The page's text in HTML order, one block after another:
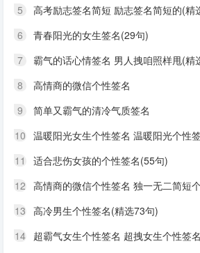
5
高考励志签名简短 励志签名简短的(精
6
青春阳光的女生签名(29句)
7
霸气的话心情签名 男人拽咱照样甩(精
8
高情商的微信个性签名
9
简单又霸气的清冷气质签名
10 温暖阳光女生个性签名 温暖阳光个性
11
适合悲伤女孩的个性签名(55句)
12 高情商的微信个性签名 独一无二简短
13 高冷男生个性签名(精选73句)
14 超霸气女生个性签名 超拽女生个性签